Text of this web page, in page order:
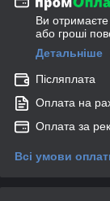
Ви
або гроші
Детальніше
Післяплата
Оплата на
Оплата за
Всі умови